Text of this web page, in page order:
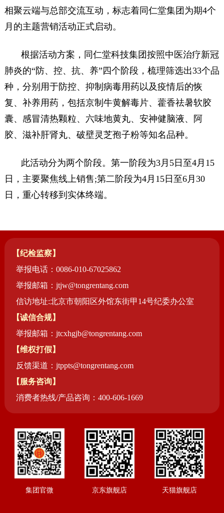
同仁
相聚云端与总部交流互动，标志着同仁堂集团为期4个
月的主题营销活动正式启动。
根据活动方案，同仁堂科技集团按照中医治疗新冠
肺炎的“防、控、抗、养”四个阶段，梳理筛选出33个品
种，分别用于防控、抑制病毒用药以及疫情后的恢
复、补养用药，包括京制牛黄解毒片、藿香祛暑软胶
囊、感冒清热颗粒、六味地黄丸、安神健脑液、阿
胶、滋补肝肾丸、破壁灵芝孢子粉等知名品种。
此活动分为两个阶段。第一阶段为3月5日至4月15
日，主要聚焦线上销售;第二阶段为4月15日至6月30
日，重心转移到实体终端。
【纪检监察】
举报电话：0086-010-67025862
举报邮箱：jtjw@tongrentang.com
信访地址:北京市朝阳区外馆东街甲14号纪委办公室
【诚信合规】
举报邮箱：jtcxhgjb@tongrentang.com
【维权打假】
反馈渠道：jtppts@tongrentang.com
【服务咨询】
消费者热线/产品咨询：400-606-1669
集团官微 京东旗舰店 天猫旗舰店